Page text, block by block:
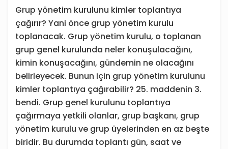
Grup yönetim kurulunu kimler toplantıya
çağırır? Yani önce grup yönetim kurulu
toplanacak. Grup yönetim kurulu, o toplanan
grup genel kurulunda neler konuşulacağını,
kimin konuşacağını, gündemin ne olacağını
belirleyecek. Bunun için grup yönetim kurulunu
kimler toplantıya çağırabilir? 25. maddenin 3.
bendi. Grup genel kurulunu toplantıya
çağırmaya yetkili olanlar, grup başkanı, grup
yönetim kurulu ve grup üyelerinden en az beşte
biridir. Bu durumda toplantı gün, saat ve